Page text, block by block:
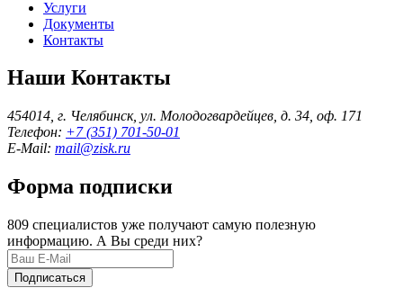
Услуги
Документы
Контакты
Наши Контакты
454014, г. Челябинск, ул. Молодогвардейцев, д. 34, оф. 171
Телефон: +7 (351) 701-50-01
E-Mail: mail@zisk.ru
Форма подписки
809 специалистов уже получают самую полезную
информацию. А Вы среди них?
Подписаться